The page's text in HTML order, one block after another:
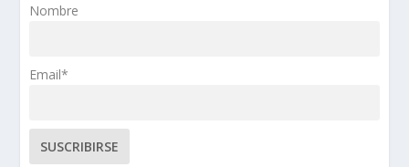
Nombre
Email*